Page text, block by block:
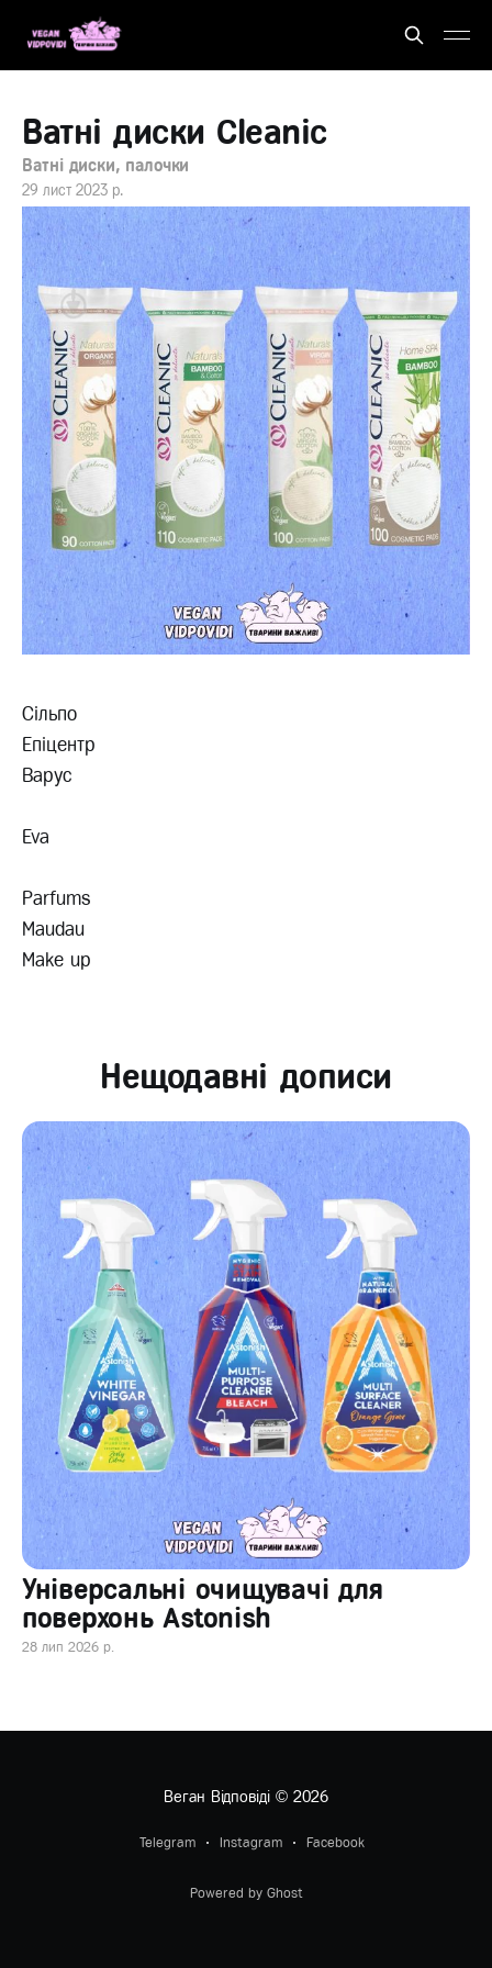
Ватні диски Cleanic
Ватні диски, палочки
29 лист 2023 р.
Сільпо
Епіцентр
Варус
Eva
Parfums
Maudau
Make up
Нещодавні дописи
Універсальні очищувачі для
поверхонь Astonish
28 лип 2026 р.
Веган Відповіді© 2026
Telegram Instagram Facebook
Powered by Ghost